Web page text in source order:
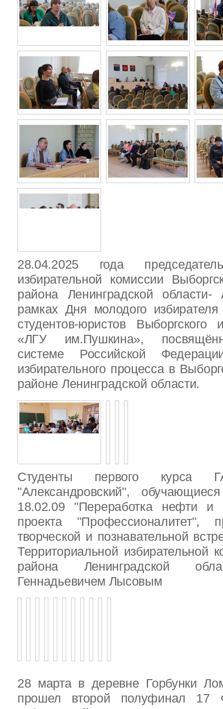
28.04.2025 года
избирательной комиссии
района Ленинградской
рамках Дня молодого
студентов-юристов Выборгского
«ЛГУ им.Пушкина»,
системе Российской
избирательного процесса в
районе Ленинградской области.
Студенты первого
"Александровский",
18.02.09 "Переработка нефти и
проекта "Профессионалитет",
творческой и познавательной
Территориальной избирательной
района Ленинградской
Геннадьевичем Лысовым
28 марта в деревне Горбунки
прошел второй полуфинал 17